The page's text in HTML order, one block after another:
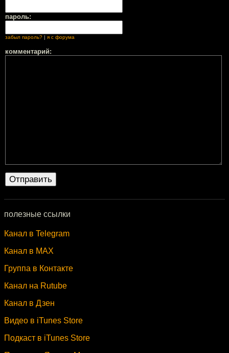
пароль:
забыл пароль? я с форума
комментарий:
полезные ссылки
Канал в Telegram
Канал в MAX
Группа в Контакте
Канал на Rutube
Канал в Дзен
Видео в iTunes Store
Подкаст в iTunes Store